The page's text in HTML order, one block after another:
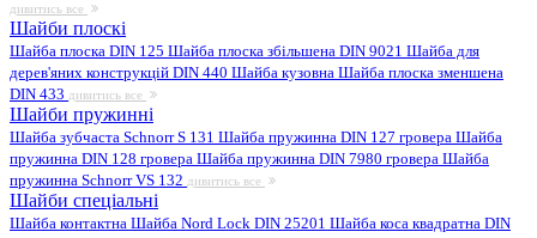
дивитись все
Шайби плоскі
Шайба плоска DIN 125 Шайба плоска збільшена DIN 9021 Шайба для
дерев'яних конструкцій DIN 440 Шайба кузовна Шайба плоска зменшена
DIN 433 дивитись все
Шайби пружинні
Шайба зубчаста Schnorr S 131 Шайба пружинна DIN 127 гровера Шайба
пружинна DIN 128 гровера Шайба пружинна DIN 7980 гровера Шайба
пружинна Schnorr VS 132 дивитись все
Шайби спеціальні
Шайба контактна Шайба Nord Lock DIN 25201 Шайба коса квадратна DIN